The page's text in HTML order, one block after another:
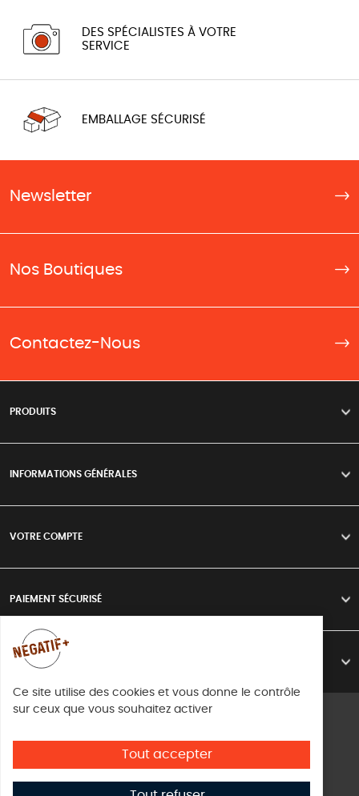
Ce site utilise des cookies et vous donne le contrôle
sur ceux que vous souhaitez activer
Tout accepter
DES SPÉCIALISTES À VOTRE
SERVICE
EMBALLAGE SÉCURISÉ
Newsletter
Nos Boutiques
Contactez-Nous
PRODUITS >
INFORMATIONS GÉNÉRALES >
VOTRE COMPTE >
PAIEMENT SÉCURISÉ >
LIVRAISON >